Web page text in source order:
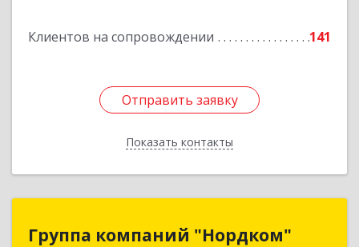
Клиентов на сопровождении 141
Отправить заявку
Показать контакты
Подробнее
Отправить заявку
Назад
Группа компаний "Нордком"
Группа компаний "Нордком"